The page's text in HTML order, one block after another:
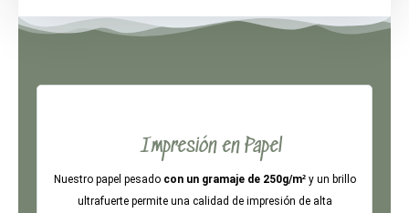
Impresión en Papel
Nuestro papel pesado con un gramaje de 250g/m²y un brillo
ultrafuerte permite una calidad de impresión de alta